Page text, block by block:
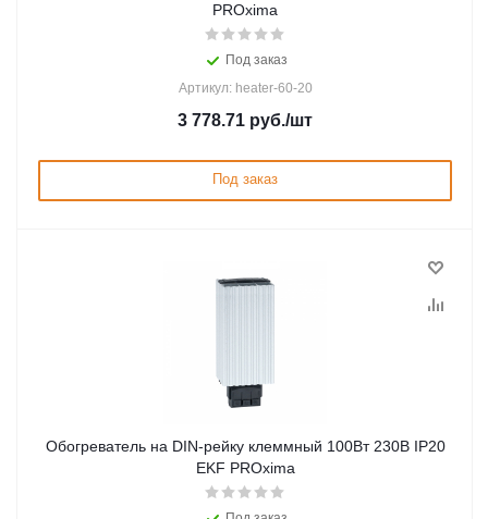
PROxima
Под заказ
Артикул: heater-60-20
3 778.71 руб./шт
Под заказ
Обогреватель на DIN-рейку клеммный 100Вт 230В IP20
EKF PROxima